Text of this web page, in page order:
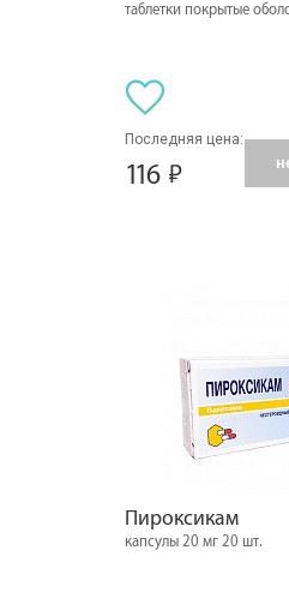
таблетки покрытые
Последняя цена:
116
Пироксикам
капсулы 20 мг 20 шт.